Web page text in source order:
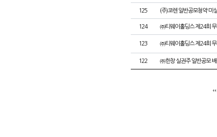
125 (주)코렌 일반공모청약 미
124 ㈜티웨이홀딩스 제24회
123 ㈜티웨이홀딩스 제24회
122 ㈜한창 실권주 일반공모